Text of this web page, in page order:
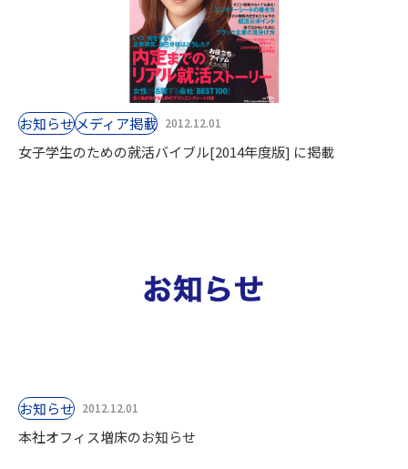
お知らせ⁨⁩メディア掲載 2012.12.01
女子学生のための就活バイブル[2014年度版] に掲載
お知らせ 2012.12.01
本社オフィス増床のお知らせ